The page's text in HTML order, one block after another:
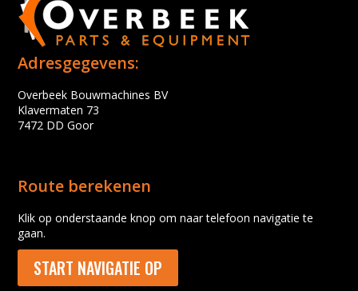
Adresgegevens:
Overbeek Bouwmachines BV
Klavermaten 73
7472 DD Goor
Route berekenen
Klik op onderstaande knop om naar telefoon navigatie te
gaan.
START NAVIGATIE OP